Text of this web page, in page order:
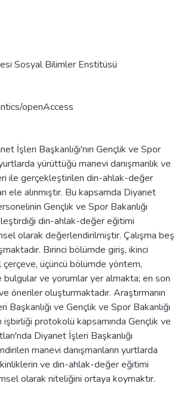
Sosyal Bilimler Enstitüsü
openAccess
İşleri Başkanlığı'nın Gençlik ve Spor
yürüttüğü manevi danışmanlık ve
ile gerçekleştirilen din-ahlak-değer
ele alınmıştır. Bu kapsamda Diyanet
Gençlik ve Spor Bakanlığı
din-ahlak-değer eğitimi
olarak değerlendirilmiştir. Çalışma beş
Birinci bölümde giriş, ikinci
üçüncü bölümde yöntem,
ve yorumlar yer almakta; en son
öneriler oluşturmaktadır. Araştırmanın
Başkanlığı ve Gençlik ve Spor Bakanlığı
işbirliği protokolü kapsamında Gençlik ve
Diyanet İşleri Başkanlığı
manevi danışmanların yurtlarda
ve din-ahlak-değer eğitimi
olarak niteliğini ortaya koymaktır.